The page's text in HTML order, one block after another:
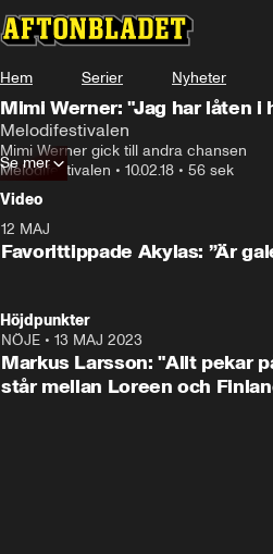
Hem Serier Nyheter
Mimi Werner: "Jag har låten i
Melodifestivalen
Mimi Werner gick till andra chansen
Melodifestivalen • 10.02.18 • 56 sek
Se mer
Video
12 MAJ
Favorittippade Akylas: ”Är
Höjdpunkter
NÖJE • 13 MAJ 2023
Markus Larsson: "Allt pekar
står mellan Loreen och